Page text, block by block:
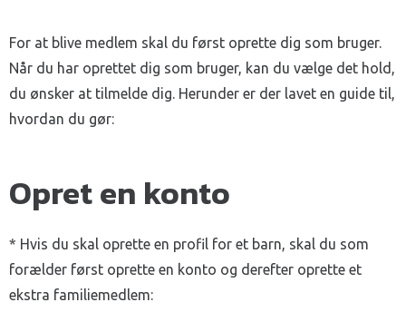
For at blive medlem skal du først oprette dig som bruger.
Når du har oprettet dig som bruger, kan du vælge det hold,
du ønsker at tilmelde dig. Herunder er der lavet en guide til,
hvordan du gør:
Opret en konto
* Hvis du skal oprette en profil for et barn, skal du som
forælder først oprette en konto og derefter oprette et
ekstra familiemedlem: